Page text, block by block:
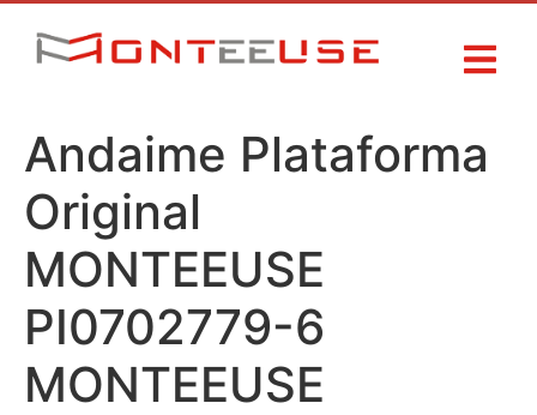
Andaime Plataforma
Original
MONTEEUSE
PI0702779-6
MONTEEUSE